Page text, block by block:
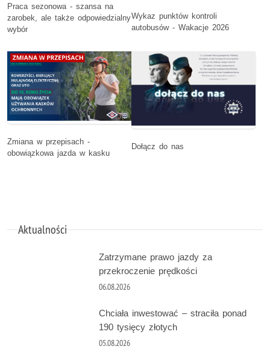
Praca sezonowa - szansa na
zarobek, ale także odpowiedzialny
wybór
Wykaz punktów kontroli
autobusów - Wakacje 2026
Zmiana w przepisach -
obowiązkowa jazda w kasku
Dołącz do nas
Aktualności
Zatrzymane prawo jazdy za
przekroczenie prędkości
06.08.2026
Chciała inwestować – straciła ponad
190 tysięcy złotych
05.08.2026